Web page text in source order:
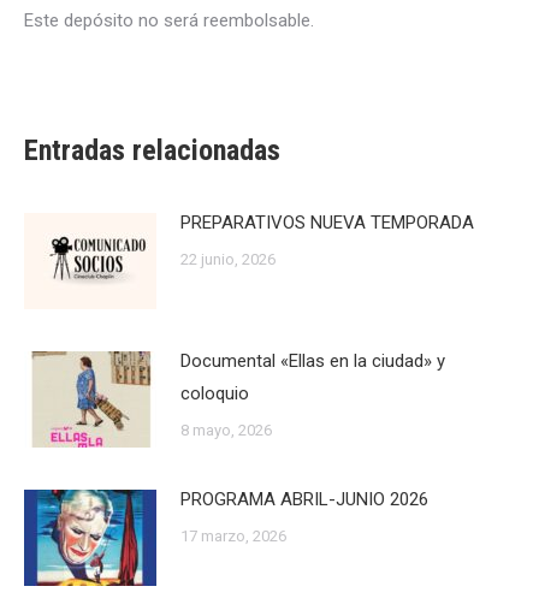
Este depósito no será reembolsable.
Entradas relacionadas
PREPARATIVOS NUEVA TEMPORADA
22 junio, 2026
Documental «Ellas en la ciudad» y
coloquio
8 mayo, 2026
PROGRAMA ABRIL-JUNIO 2026
17 marzo, 2026